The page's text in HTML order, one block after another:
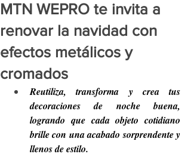
MTN WEPRO te invita a
renovar la navidad con
efectos metálicos y
cromados
Reutiliza, transforma y crea tus
decoraciones de noche buena,
logrando que cada objeto cotidiano
brille con una acabado sorprendente y
llenos de estilo.